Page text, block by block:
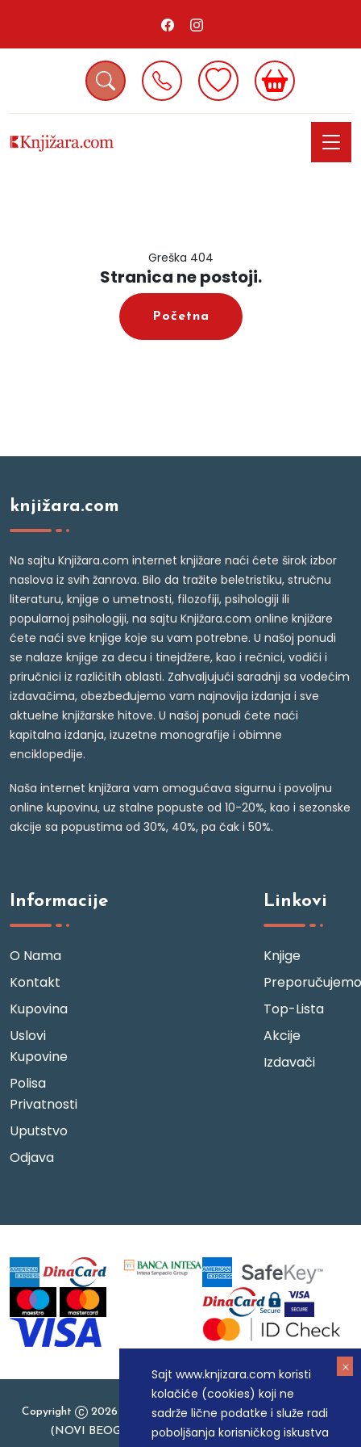
Sajt www.knjizara.com koristi
kolačiće (cookies) koji ne
sadrže lične podatke i služe radi
poboljšanja korisničkog iskustva
Greška 404
Stranica ne postoji.
Početna
knjižara.com
Na sajtu Knjižara.com internet knjižare naći ćete širok izbor
naslova iz svih žanrova. Bilo da tražite beletristiku, stručnu
literaturu, knjige o umetnosti, filozofiji, psihologiji ili
popularnoj psihologiji, na sajtu Knjižara.com online knjižare
ćete naći sve knjige koje su vam potrebne. U našoj ponudi
se nalaze knjige za decu i tinejdžere, kao i rečnici, vodiči i
priručnici iz različitih oblasti. Zahvaljujući saradnji sa vodećim
izdavačima, obezbeđujemo vam najnovija izdanja i sve
aktuelne knjižarske hitove. U našoj ponudi ćete naći
kapitalna izdanja, izuzetne monografije i obimne
enciklopedije.
Naša internet knjižara vam omogućava sigurnu i povoljnu
online kupovinu, uz stalne popuste od 10-20%, kao i sezonske
akcije sa popustima od 30%, 40%, pa čak i 50%.
Informacije
O Nama
Kontakt
Kupovina
Uslovi
Kupovine
Polisa
Privatnosti
Uputstvo
Odjava
Linkovi
Knjige
Preporučujemo
Top-Lista
Akcije
Izdavači
Copyright
2026 Knjizara.com - MAKART DOO BEOGRAD
(NOVI BEOGRAD), PIB: 105184104, MB: 20337524